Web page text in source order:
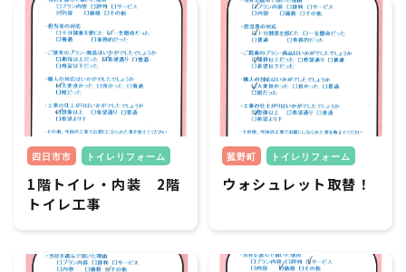
四日市市 トイレリフォーム
1階トイレ・内装 2階
トイレ工事
菰野町 トイレリフォーム
ウォシュレット取替！